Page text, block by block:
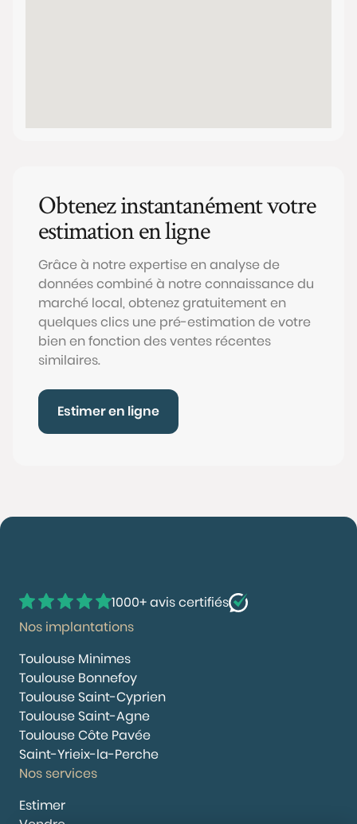
Obtenez instantanément votre
estimation en ligne
Grâce à notre expertise en analyse de
données combiné à notre connaissance du
marché local, obtenez gratuitement en
quelques clics une pré-estimation de votre
bien en fonction des ventes récentes
similaires.
Estimer en ligne
1000+ avis certifiés
Nos implantations
Toulouse Minimes
Toulouse Bonnefoy
Toulouse Saint-Cyprien
Toulouse Saint-Agne
Toulouse Côte Pavée
Saint-Yrieix-la-Perche
Nos services
Estimer